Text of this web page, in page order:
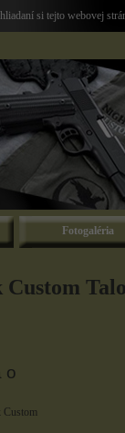
si tejto webovej
Fotogaléria
Custom
o
Custom